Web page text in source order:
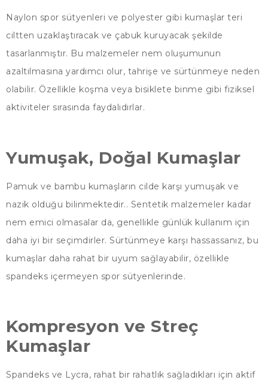
Naylon spor sütyenleri ve polyester gibi kumaşlar teri
ciltten uzaklaştıracak ve çabuk kuruyacak şekilde
tasarlanmıştır. Bu malzemeler nem oluşumunun
azaltılmasına yardımcı olur, tahrişe ve sürtünmeye neden
olabilir. Özellikle koşma veya bisiklete binme gibi fiziksel
aktiviteler sırasında faydalıdırlar.
Yumuşak, Doğal Kumaşlar
Pamuk ve bambu kumaşların cilde karşı yumuşak ve
nazik olduğu bilinmektedir.. Sentetik malzemeler kadar
nem emici olmasalar da, genellikle günlük kullanım için
daha iyi bir seçimdirler. Sürtünmeye karşı hassassanız, bu
kumaşlar daha rahat bir uyum sağlayabilir, özellikle
spandeks içermeyen spor sütyenlerinde.
Kompresyon ve Streç
Kumaşlar
Spandeks ve Lycra, rahat bir rahatlık sağladıkları için aktif